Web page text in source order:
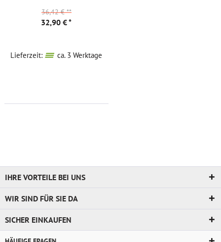
32,90 € *
36,42 €**
Lieferzeit: ca. 3 Werktage
IHRE VORTEILE BEI UNS
WIR SIND FÜR SIE DA
SICHER EINKAUFEN